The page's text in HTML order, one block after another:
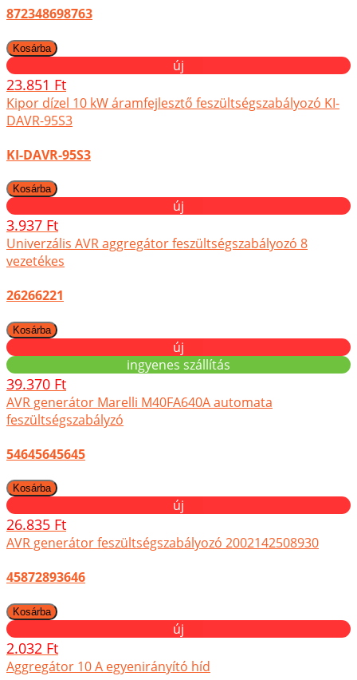
872348698763
új
23.851 Ft
Kipor dízel 10 kW áramfejlesztő feszültségszabályozó KI-
DAVR-95S3
KI-DAVR-95S3
új
3.937 Ft
Univerzális AVR aggregátor feszültségszabályozó 8
vezetékes
26266221
új
ingyenes szállítás
39.370 Ft
AVR generátor Marelli M40FA640A automata
feszültségszabályzó
54645645645
új
26.835 Ft
AVR generátor feszültségszabályozó 2002142508930
45872893646
új
2.032 Ft
Aggregátor 10 A egyenirányító híd